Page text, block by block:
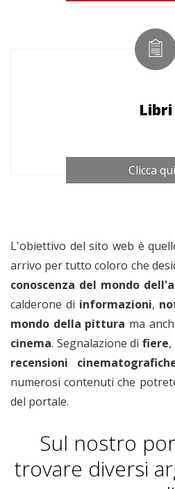
Libri
Clicca
L'obiettivo del sito web è
arrivo per tutto coloro che
conoscenza del mondo
calderone di informazioni,
mondo della pittura ma
cinema. Segnalazione difiere,
recensioni
numerosi contenuti che
del portale.
Sul nostro
trovare diversi